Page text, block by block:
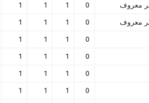
معروف
0
1
1
1
معروف
0
1
1
1
0
1
1
1
0
1
1
1
0
1
1
1
0
1
1
1